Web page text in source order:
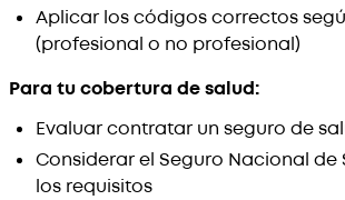
Aplicar los códigos correctos
(profesional o no profesional)
Para tu cobertura de salud:
Evaluar contratar un seguro de
Considerar el Seguro Nacional de
los requisitos